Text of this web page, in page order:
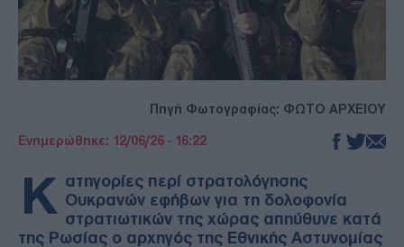
Πηγή Φωτογραφίας: ΦΩΤΟ ΑΡΧΕΙΟΥ
Ενημερώθηκε: 12/06/26 - 16:22
Κ ατηγορίες περί στρατολόγησης
Ουκρανών εφήβων για τη δολοφονία
στρατιωτικών της χώρας απηύθυνε κατά
της Ρωσίας ο αρχηγός της Εθνικής Αστυνομίας